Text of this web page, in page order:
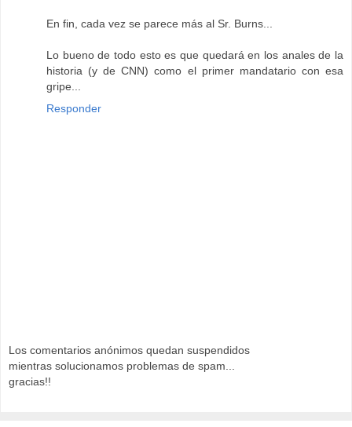
En fin, cada vez se parece más al Sr. Burns...
Lo bueno de todo esto es que quedará en los anales de la
historia (y de CNN) como el primer mandatario con esa
gripe...
Responder
Los comentarios anónimos quedan suspendidos
mientras solucionamos problemas de spam...
gracias!!